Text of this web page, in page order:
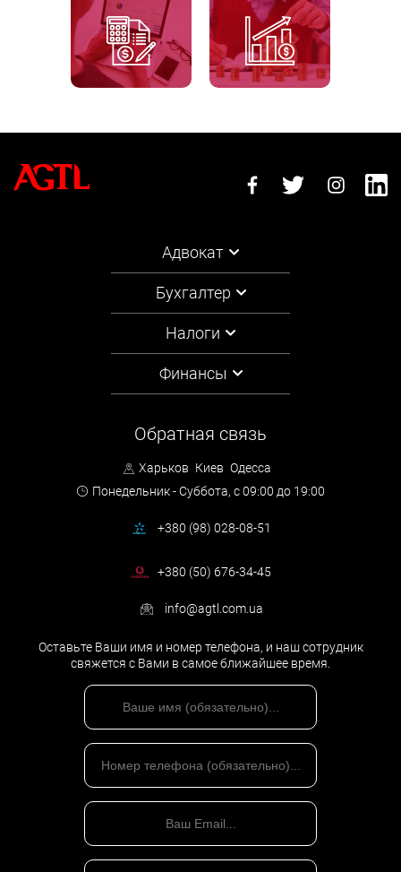
Адвокат
Бухгалтер
Налоги
Финансы
Обратная связь
Харьков Киев Одесса
Понедельник - Суббота, с 09:00 до 19:00
+380 (98) 028-08-51
+380 (50) 676-34-45
info@agtl.com.ua
Оставьте Ваши имя и номер телефона, и наш сотрудник
свяжется с Вами в самое ближайшее время.